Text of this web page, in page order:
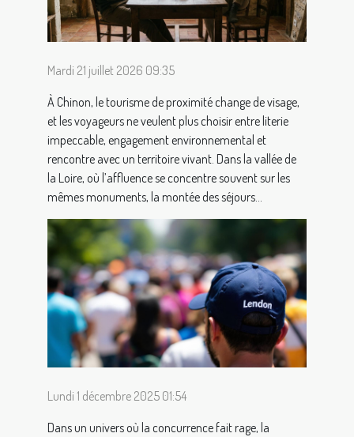
Mardi 21 juillet 2026 09:35
À Chinon, le tourisme de proximité change de visage,
et les voyageurs ne veulent plus choisir entre literie
impeccable, engagement environnemental et
rencontre avec un territoire vivant. Dans la vallée de
la Loire, où l’affluence se concentre souvent sur les
mêmes monuments, la montée des séjours...
Lundi 1 décembre 2025 01:54
Dans un univers où la concurrence fait rage, la